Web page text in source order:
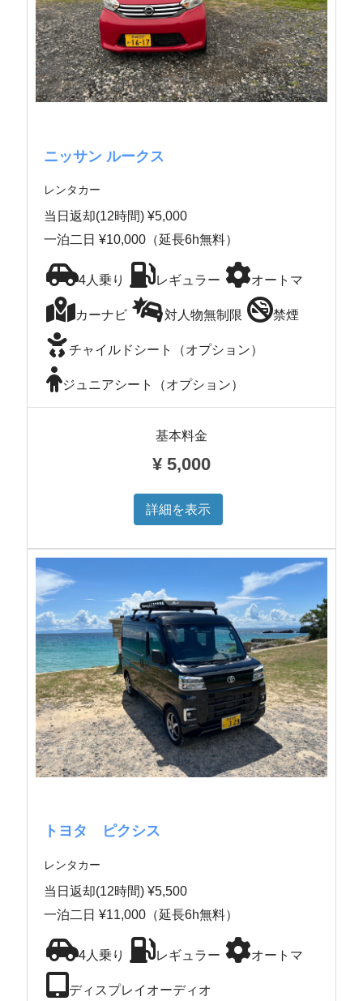
ニッサン ルークス
レンタカー
当日返却(12時間) ¥5,000
一泊二日 ¥10,000（延長6h無料）
4人乗り レギュラー オートマ
カーナビ 対人物無制限 禁煙
チャイルドシート（オプション）
ジュニアシート（オプション）
基本料金
¥ 5,000
詳細を表示
トヨタ ピクシス
レンタカー
当日返却(12時間) ¥5,500
一泊二日 ¥11,000（延長6h無料）
4人乗り レギュラー オートマ
ディスプレイオーディオ